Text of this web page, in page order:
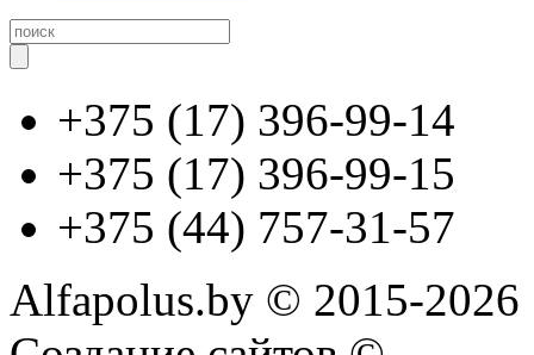
+375 (17) 396-99-14
+375 (17) 396-99-15
+375 (44) 757-31-57
Alfapolus.by © 2015-2026